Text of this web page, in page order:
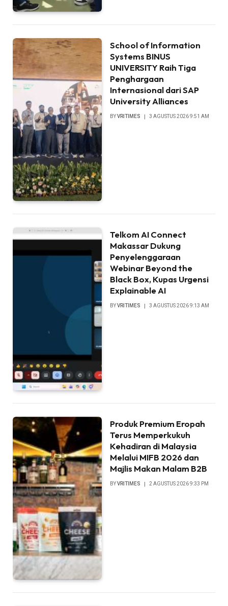
School of Information
Systems BINUS
UNIVERSITY Raih Tiga
Penghargaan
Internasional dari SAP
University Alliances
BYVRITIMES 3 AGUSTUS 2026 9:51 AM
Telkom AI Connect
Makassar Dukung
Penyelenggaraan
Webinar Beyond the
Black Box, Kupas Urgensi
Explainable AI
BYVRITIMES 3 AGUSTUS 2026 9:13 AM
Produk Premium Eropah
Terus Memperkukuh
Kehadiran di Malaysia
Melalui MIFB 2026 dan
Majlis Makan Malam B2B
BYVRITIMES 2 AGUSTUS 2026 9:33 PM